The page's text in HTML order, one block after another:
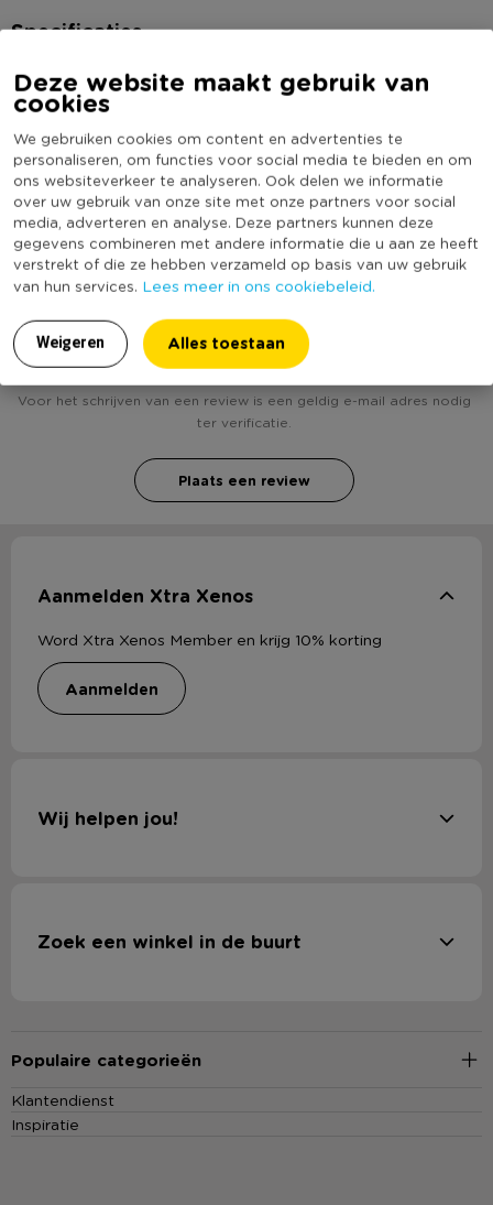
Deze website maakt gebruik van
cookies
We gebruiken cookies om content en advertenties te
personaliseren, om functies voor social media te bieden en om
ons websiteverkeer te analyseren. Ook delen we informatie
over uw gebruik van onze site met onze partners voor social
media, adverteren en analyse. Deze partners kunnen deze
gegevens combineren met andere informatie die u aan ze heeft
verstrekt of die ze hebben verzameld op basis van uw gebruik
van hun services. Lees meer in ons cookiebeleid.
Weigeren Alles toestaan
batterijen gaan lekken
Duurzame verpakking: de verpakking bevat 0% plastic en is
Dankzij onze technologie kunt u batterijen tot wel 10 jaar
bewaren
Specificaties
Artikelnummer
557035
Online Only
Merk
Duracell
Duurzaamheidsscore
(Nog) geen score
bekend
Heb jij Duracell AAA batterijen - set van 4? Schrijf
een review!
Voor het schrijven van een review is een geldig e-mail adres nodig
ter verificatie.
Plaats een review
Aanmelden Xtra Xenos
Word Xtra Xenos Member en krijg 10% korting
aanmelden
Wij helpen jou!
Zoek een winkel in de buurt
Populaire categorieën
Klantendienst
Inspiratie